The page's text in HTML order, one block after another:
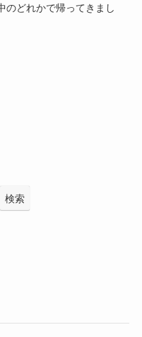
のどれかで帰ってきまし
検索